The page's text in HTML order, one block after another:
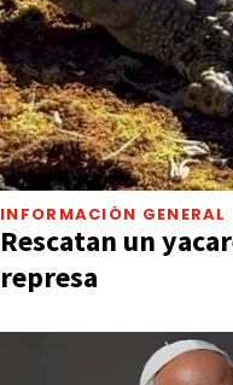
INFORMACIÓN GENERAL
Rescatan un
represa